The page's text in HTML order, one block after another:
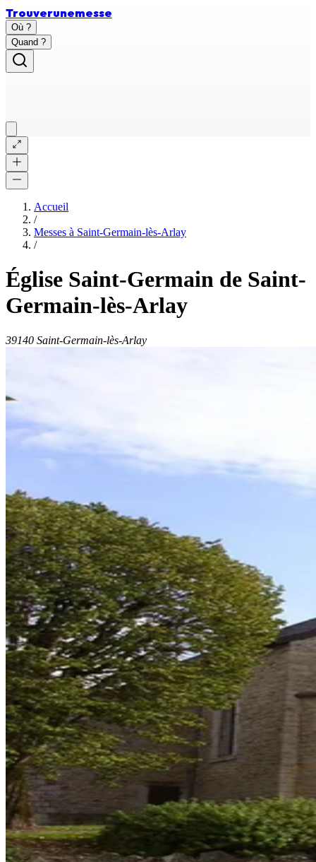
Trouverunemesse
Où ?
Quand ?
Accueil
/
Messes à Saint-Germain-lès-Arlay
/
Église Saint-Germain de Saint-
Germain-lès-Arlay
39140 Saint-Germain-lès-Arlay